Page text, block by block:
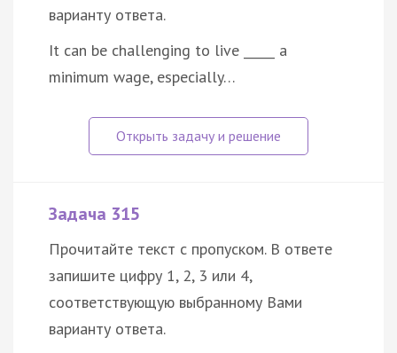
варианту ответа.
It can be challenging to live _____ a
minimum wage, especially…
Задача 315
Прочитайте текст с пропуском. В ответе
запишите цифру 1, 2, 3 или 4,
соответствующую выбранному Вами
варианту ответа.